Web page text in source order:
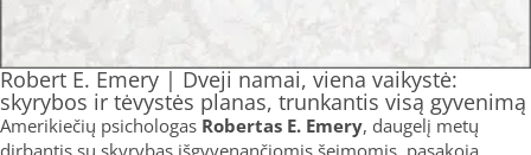
Robert E. Emery | Dveji namai, viena vaikystė:
skyrybos ir tėvystės planas, trunkantis visą gyvenimą
Amerikiečių psichologas Robertas E. Emery, daugelį metų